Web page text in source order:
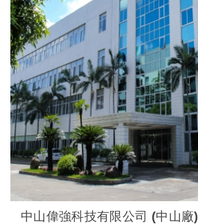
中山偉強科技有限公司 (中山廠)